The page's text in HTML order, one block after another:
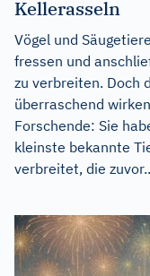
Kellerasseln
Vögel und
fressen und
zu verbreiten. Doch
überraschend
Forschende: Sie
kleinste bekannte
verbreitet, die